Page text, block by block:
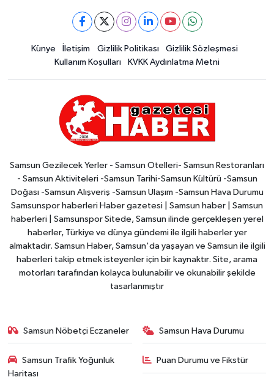
Künye İletişim Gizlilik Politikası
Gizlilik Sözleşmesi
Kullanım Koşulları
KVKK Aydınlatma Metni
Samsun Gezilecek Yerler - Samsun Otelleri- Samsun Restoranları
- Samsun Aktiviteleri -Samsun Tarihi-Samsun Kültürü -Samsun
Doğası -Samsun Alışveriş -Samsun Ulaşım -Samsun Hava Durumu
Samsunspor haberleri Haber gazetesi | Samsun haber | Samsun
haberleri | Samsunspor Sitede, Samsun ilinde gerçekleşen yerel
haberler, Türkiye ve dünya gündemi ile ilgili haberler yer
almaktadır. Samsun Haber, Samsun'da yaşayan ve Samsun ile ilgili
haberleri takip etmek isteyenler için bir kaynaktır. Site, arama
motorları tarafından kolayca bulunabilir ve okunabilir şekilde
tasarlanmıştır
Samsun Nöbetçi Eczaneler Samsun Hava Durumu
Samsun Trafik Yoğunluk
Haritası
Puan Durumu ve Fikstür